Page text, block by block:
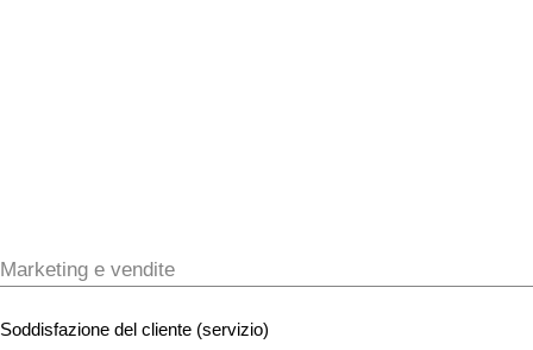
Marketing e vendite
Soddisfazione del cliente (servizio)